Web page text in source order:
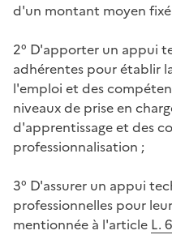
d'un montant moyen
2° D'apporter un appui
adhérentes pour établir
l'emploi et des
niveaux de prise en
d'apprentissage et des
professionnalisation ;
3° D'assurer un appui
professionnelles pour
mentionnée à l'article L.